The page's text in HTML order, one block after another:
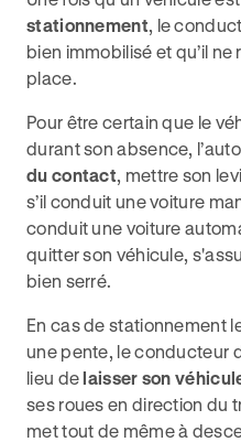
stationnement, le
bien immobilisé et qu’il
place.
Pour être certain que le
durant son absence,
du contact, mettre son
s’il conduit une voiture
conduit une voiture
quitter son véhicule,
bien serré.
En cas de stationnement
une pente, le conducteur
lieu delaisser son
ses roues en direction du
met tout de même à